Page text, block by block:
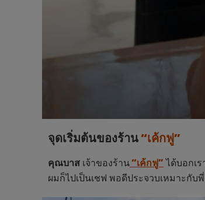
จุดเริ่มต้นของร้าน“เค้กฟู”
คุณบาส เจ้าของร้าน“เค้กฟู”ได้บอกเ
ผมก็ไปเป็นเชฟ พอดีประจวบเหมาะกั